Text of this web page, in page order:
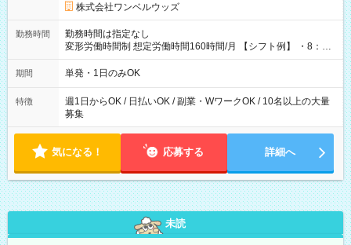
株式会社ワンベルウッズ
勤務時間
勤務時間は指定なし
変形労働時間制 想定労働時間160時間/月 【シフト例】 ・8：00
～21：00
期間 単発・1日のみOK
特徴
週1日からOK / 日払いOK / 副業・WワークOK / 10名以上の大量
募集
気になる！ 応募する 詳細へ
未読